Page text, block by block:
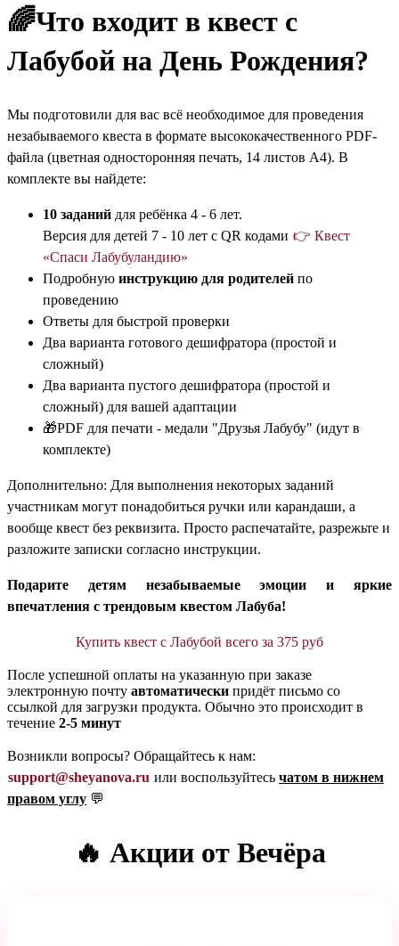
🌈Что входит в квест с
Лабубой на День Рождения?
Мы подготовили для вас всё необходимое для проведения
незабываемого квеста в формате высококачественного PDF-
файла (цветная односторонняя печать, 14 листов А4). В
комплекте вы найдете:
10 заданий для ребёнка 4 - 6 лет.
Версия для детей 7 - 10 лет с QR кодами 👉 Квест
«Спаси Лабубуландию»
Подробную инструкцию для родителей по
проведению
Ответы для быстрой проверки
Два варианта готового дешифратора (простой и
сложный)
Два варианта пустого дешифратора (простой и
сложный) для вашей адаптации
🎁PDF для печати - медали "Друзья Лабубу" (идут в
комплекте)
Дополнительно: Для выполнения некоторых заданий
участникам могут понадобиться ручки или карандаши, а
вообще квест без реквизита. Просто распечатайте, разрежьте и
разложите записки согласно инструкции.
Подарите детям незабываемые эмоции и яркие
впечатления с трендовым квестом Лабуба!
Купить квест с Лабубой всего за 375 руб
После успешной оплаты на указанную при заказе
электронную почту автоматически придёт письмо со
ссылкой для загрузки продукта. Обычно это происходит в
течение 2-5 минут
Возникли вопросы? Обращайтесь к нам:
support@sheyanova.ru или воспользуйтесь чатом в нижнем
правом углу 💬
🔥 Акции от Вечёра